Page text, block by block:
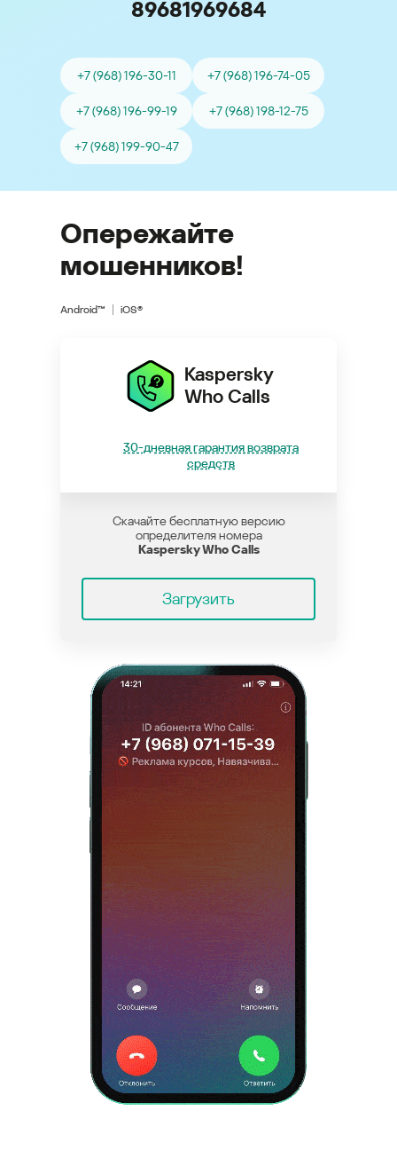
89681969684
+7 (968) 196-30-11 +7 (968) 196-74-05
+7 (968) 196-99-19 +7 (968) 198-12-75
+7 (968) 199-90-47
Опережайте
мошенников!
Android™ iOS®
Kaspersky
Who Calls
30-дневная гарантия возврата
средств
Скачайте бесплатную версию
определителя номера
Kaspersky Who Calls
Загрузить